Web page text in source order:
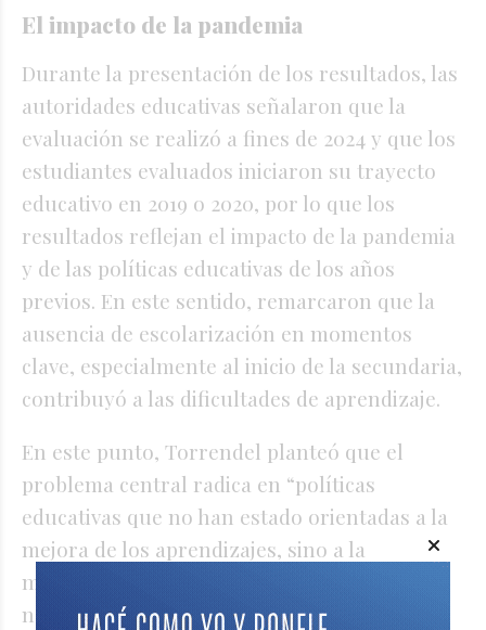
El impacto de la pandemia
Durante la presentación de los resultados, las
autoridades educativas señalaron que la
evaluación se realizó a fines de 2024 y que los
estudiantes evaluados iniciaron su trayecto
educativo en 2019 o 2020, por lo que los
resultados reflejan el impacto de la pandemia
y de las políticas educativas de los años
previos. En este sentido, remarcaron que la
ausencia de escolarización en momentos
clave, especialmente al inicio de la secundaria,
contribuyó a las dificultades de aprendizaje.
En este punto, Torrendel planteó que el
problema central radica en “políticas
educativas que no han estado orientadas a la
mejora de los aprendizajes, sino a la
multiplicación de programas y acciones que
no siempre se vinculan con resultados